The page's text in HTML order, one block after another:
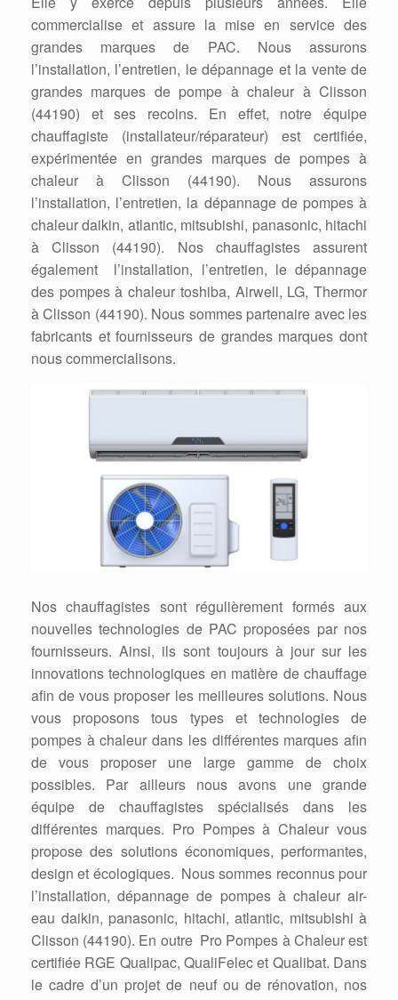
commercialise et assure la mise en service des
grandes marques de PAC. Nous assurons
l’installation, l’entretien, le dépannage et la vente de
grandes marques de pompe à chaleur à Clisson
(44190) et ses recoins. En effet, notre équipe
chauffagiste (installateur/réparateur) est certifiée,
expérimentée en grandes marques de pompes à
chaleur à Clisson (44190). Nous assurons
l’installation, l’entretien, la dépannage de pompes à
chaleur daikin, atlantic, mitsubishi, panasonic, hitachi
à Clisson (44190). Nos chauffagistes assurent
également l’installation, l’entretien, le dépannage
des pompes à chaleur toshiba, Airwell, LG, Thermor
à Clisson (44190). Nous sommes partenaire avec les
fabricants et fournisseurs de grandes marques dont
nous commercialisons.
Nos chauffagistes sont régulièrement formés aux
nouvelles technologies de PAC proposées par nos
fournisseurs. Ainsi, ils sont toujours à jour sur les
innovations technologiques en matière de chauffage
afin de vous proposer les meilleures solutions. Nous
vous proposons tous types et technologies de
pompes à chaleur dans les différentes marques afin
de vous proposer une large gamme de choix
possibles. Par ailleurs nous avons une grande
équipe de chauffagistes spécialisés dans les
différentes marques. Pro Pompes à Chaleur vous
propose des solutions économiques, performantes,
design et écologiques. Nous sommes reconnus pour
l’installation, dépannage de pompes à chaleur air-
eau daikin, panasonic, hitachi, atlantic, mitsubishi à
Clisson (44190). En outre Pro Pompes à Chaleur est
certifiée RGE Qualipac, QualiFelec et Qualibat. Dans
le cadre d’un projet de neuf ou de rénovation, nos